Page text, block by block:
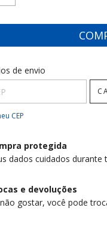
o CEP:
de envio
CEP
protegida
dados cuidados durante
e devoluções
gostar, você pode